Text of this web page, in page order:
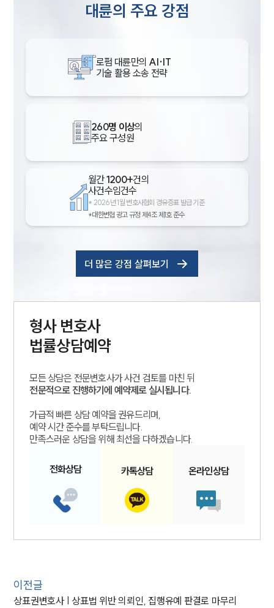
대륜의 주요 강점
로펌 대륜만의 AI·IT
기술 활용 소송 전략
260명 이상의
주요 구성원
월간1200+건의
사건수임건수
* 2026년 1월 변호사협회 경유증표 발급 기준
*대한변협 광고 규정 제4조 제1호 준수
더 많은 강점 살펴보기
형사변호사
법률상담예약
모든 상담은 전문변호사가 사건 검토를 마친 뒤
전문적으로 진행하기에 예약제로 실시됩니다.
가급적 빠른 상담 예약을 권유드리며,
예약 시간 준수를 부탁드립니다.
만족스러운 상담을 위해 최선을 다하겠습니다.
전화상담 카톡상담 온라인상담
이전글
상표권변호사 | 상표법 위반 의뢰인, 집행유예 판결로 마무리